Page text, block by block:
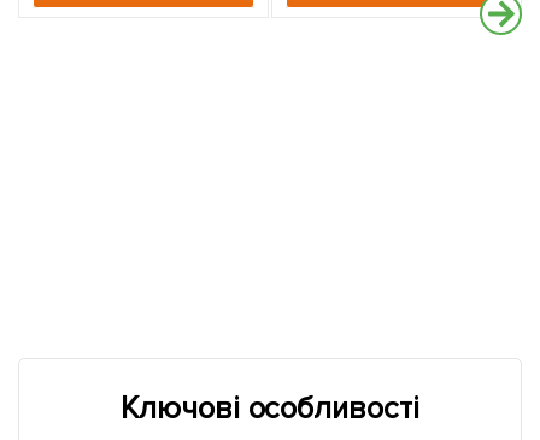
Ключові особливості